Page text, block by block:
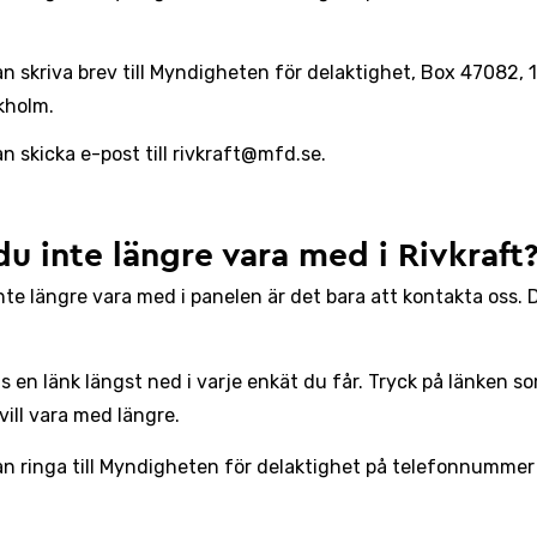
skriva brev till Myndigheten för delaktighet, Box 47082,
skicka e-post till rivkraft@mfd.se.
inte längre vara med i
längre vara med i panelen är det bara att kontakta oss.
en länk längst ned i varje enkät du får. Tryck på länken
vara med längre.
ringa till Myndigheten för delaktighet på